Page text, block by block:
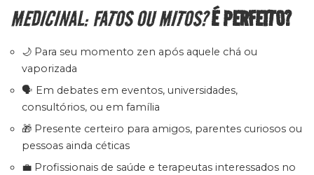
MEDICINAL: FATOS OU MITOS?É PERFEITO?
🌙 Para seu momento zen após aquele chá ou
vaporizada
🗣️ Em debates em eventos, universidades,
consultórios, ou em família
🎁 Presente certeiro para amigos, parentes curiosos ou
pessoas ainda céticas
💼 Profissionais de saúde e terapeutas interessados no